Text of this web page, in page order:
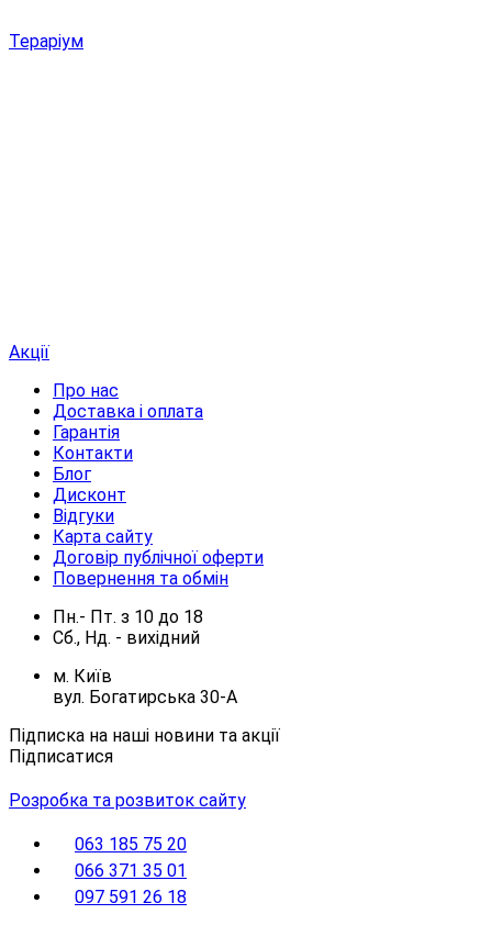
Тераріум
Акції
Про нас
Доставка і оплата
Гарантія
Контакти
Блог
Дисконт
Відгуки
Карта сайту
Договір публічної оферти
Повернення та обмін
Пн.- Пт. з 10 до 18
Сб., Нд. - вихідний
м. Київ
вул. Богатирська 30-А
Підписка на наші новини та акції
Підписатися
Розробка та розвиток сайту
063 185 75 20
066 371 35 01
097 591 26 18